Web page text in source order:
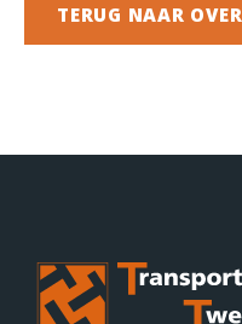
TERUG NAAR